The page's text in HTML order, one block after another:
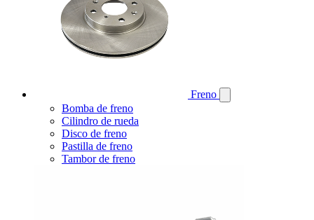
Freno
Bomba de freno
Cilindro de rueda
Disco de freno
Pastilla de freno
Tambor de freno